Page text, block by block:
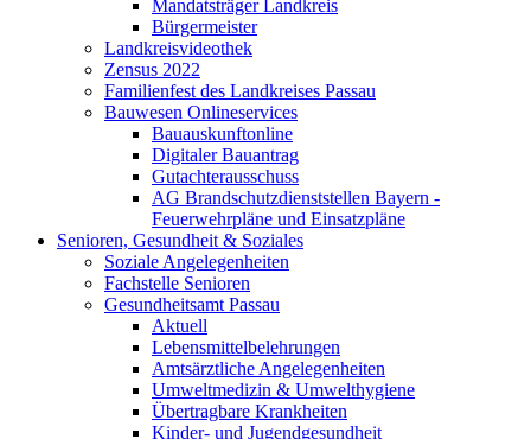
Mandatsträger Landkreis
Bürgermeister
Landkreisvideothek
Zensus 2022
Familienfest des Landkreises Passau
Bauwesen Onlineservices
Bauauskunftonline
Digitaler Bauantrag
Gutachterausschuss
AG Brandschutzdienststellen Bayern -
Feuerwehrpläne und Einsatzpläne
Senioren, Gesundheit & Soziales
Soziale Angelegenheiten
Fachstelle Senioren
Gesundheitsamt Passau
Aktuell
Lebensmittelbelehrungen
Amtsärztliche Angelegenheiten
Umweltmedizin & Umwelthygiene
Übertragbare Krankheiten
Kinder- und Jugendgesundheit